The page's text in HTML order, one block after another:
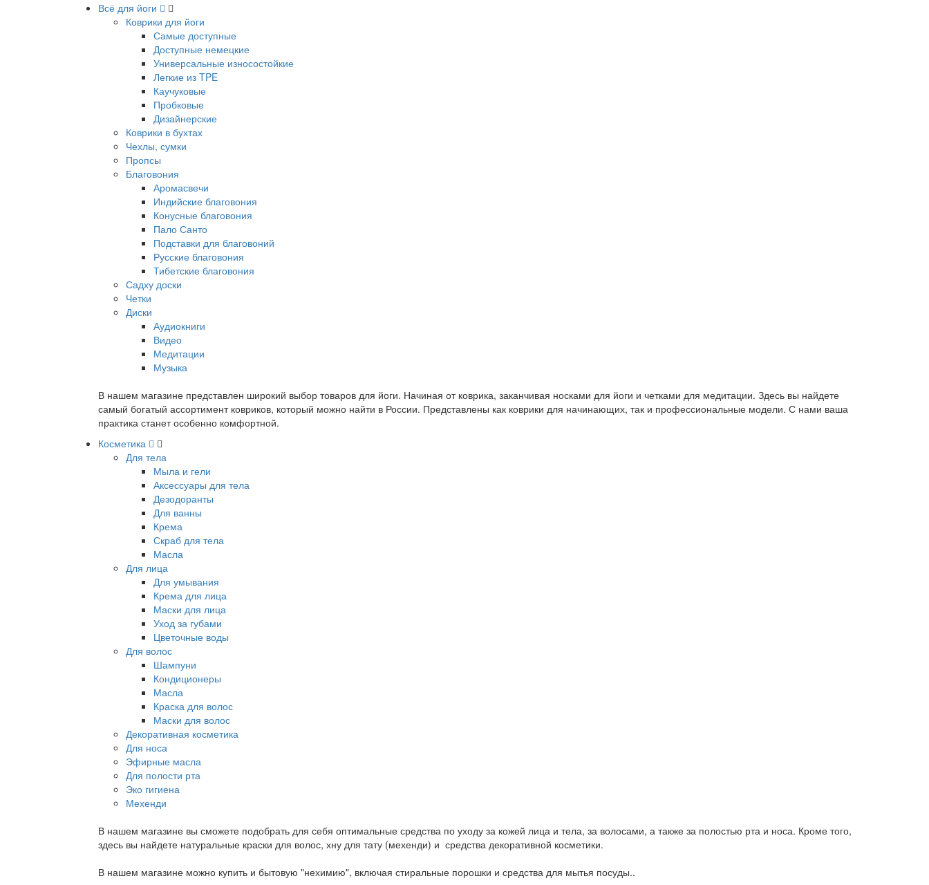
Всё для йоги
Коврики для йоги
Самые доступные
Доступные немецкие
Универсальные износостойкие
Легкие из TPE
Каучуковые
Пробковые
Дизайнерские
Коврики в бухтах
Чехлы, сумки
Пропсы
Благовония
Аромасвечи
Индийские благовония
Конусные благовония
Пало Санто
Подставки для благовоний
Русские благовония
Тибетские благовония
Садху доски
Четки
Диски
Аудиокниги
Видео
Медитации
Музыка
В нашем магазине представлен широкий выбор товаров для йоги. Начиная от коврика, заканчивая носками для йоги и четками для медитации. Здесь вы найдете
самый богатый ассортимент ковриков, который можно найти в России. Представлены как коврики для начинающих, так и профессиональные модели. С нами ваша
практика станет особенно комфортной.
Косметика
Для тела
Мыла и гели
Аксессуары для тела
Дезодоранты
Для ванны
Крема
Скраб для тела
Масла
Для лица
Для умывания
Крема для лица
Маски для лица
Уход за губами
Цветочные воды
Для волос
Шампуни
Кондиционеры
Масла
Краска для волос
Маски для волос
Декоративная косметика
Для носа
Эфирные масла
Для полости рта
Эко гигиена
Мехенди
В нашем магазине вы сможете подобрать для себя оптимальные средства по уходу за кожей лица и тела, за волосами, а также за полостью рта и носа. Кроме того,
здесь вы найдете натуральные краски для волос, хну для тату (мехенди) и средства декоративной косметики.
В нашем магазине можно купить и бытовую "нехимию", включая стиральные порошки и средства для мытья посуды..